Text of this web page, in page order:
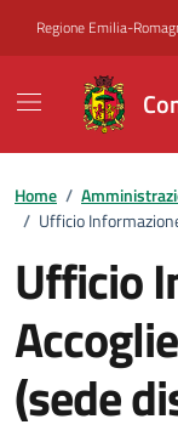
Regione Emilia-
Home /
/ Ufficio
Ufficio
(sede